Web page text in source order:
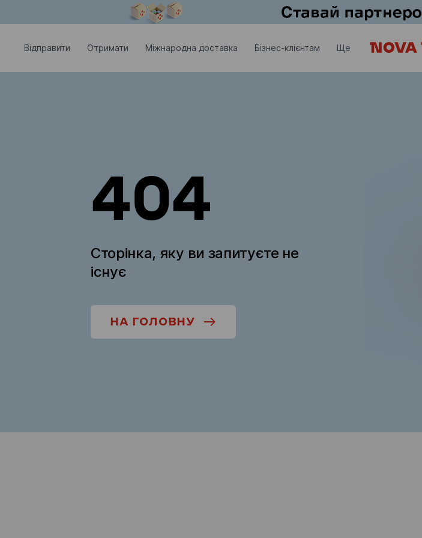
Відправити Отримати Міжнародна доставка Бізнес-клієнтам Ще
404
Сторінка, яку ви запитуєте не
існує
НА ГОЛОВНУ